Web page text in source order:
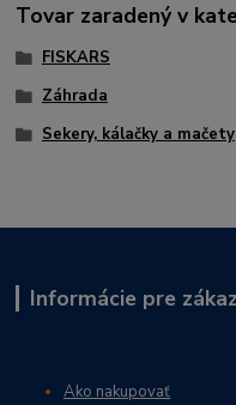
Tovar zaradený v
FISKARS
Záhrada
Sekery, kálačky a mačety
Informácie pre
Ako nakupovať